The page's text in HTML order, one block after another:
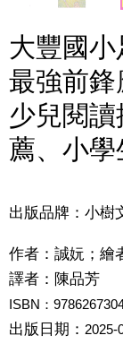
大豐國小
最強前鋒
少兒閱
薦、小學
出版品牌：小樹
作者： 誠妧；繪
譯者： 陳品芳
ISBN：
出版日期： 2025-